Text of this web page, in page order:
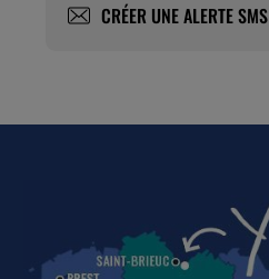
CRÉER UNE ALERTE SMS